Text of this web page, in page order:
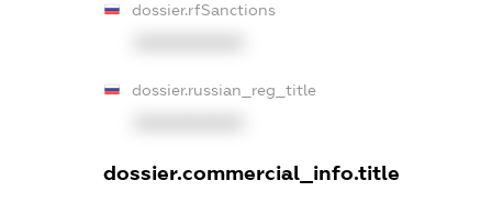
dossier.rfSanctions
dossier.russian_reg_title
dossier.commercial_info.title